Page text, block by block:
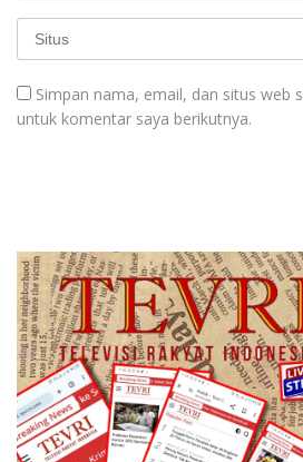
Simpan nama, email, dan situs web
untuk komentar saya berikutnya.